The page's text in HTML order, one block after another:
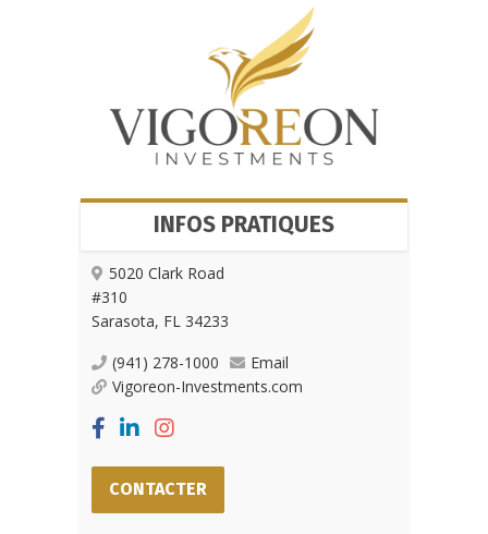
INFOS PRATIQUES
5020 Clark Road
#310
Sarasota, FL 34233
(941) 278-1000
Email
Vigoreon-Investments.com
CONTACTER